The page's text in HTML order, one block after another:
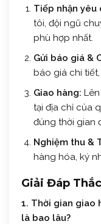
Tiếp nhận yêu
tôi, đội ngũ
phù hợp nhất.
Gửi báo giá &
báo giá chi
Giao hàng:
tại địa chỉ của
đúng thời gian
Nghiệm thu &
hàng hóa, ký
Giải Đáp
1. Thời gian giao
là bao lâu?